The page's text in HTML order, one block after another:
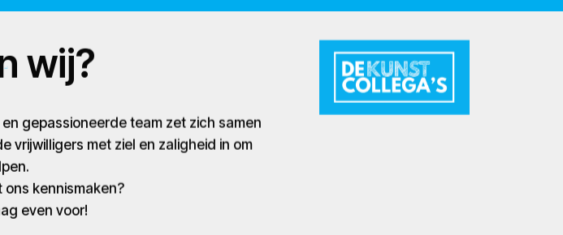
wij?
gepassioneerde team zet zich samen
vrijwilligers met ziel en zaligheid in om
ons kennismaken?
even voor!